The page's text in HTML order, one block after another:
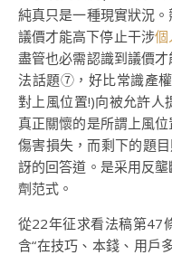
純真只是一種現實狀況
議價才能高下停止干涉個
盡管也必需認識到議價
法話題⑦，好比常識產
對上風位置!)向被允許人
真正關懷的是所謂上風
傷害損失，而剩下的題
訝的回答道。是采用反
劑范式。
從22年征求看法稿第47
含“在技巧、本錢、用戶